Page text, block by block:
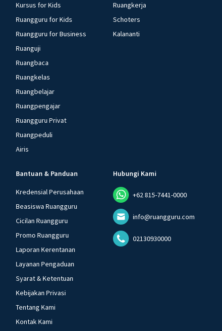
Kursus for Kids
Ruangguru for Kids
Ruangguru for Business
Ruanguji
Ruangbaca
Ruangkelas
Ruangbelajar
Ruangpengajar
Ruangguru Privat
Ruangpeduli
Airis
Ruangkerja
Schoters
Kalananti
Bantuan & Panduan
Kredensial Perusahaan
Beasiswa Ruangguru
Cicilan Ruangguru
Promo Ruangguru
Laporan Kerentanan
Layanan Pengaduan
Syarat & Ketentuan
Kebijakan Privasi
Tentang Kami
Kontak Kami
Hubungi Kami
+62 815-7441-0000
info@ruangguru.com
02130930000